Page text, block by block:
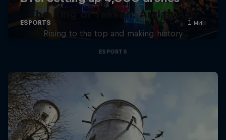
The King of Tekken: Arslan Ash
Rising to the top and making history
ESPORTS